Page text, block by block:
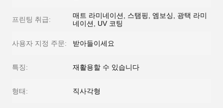
프린팅 취급:
매트 라미네이션, 스탬핑, 엠보싱, 광택 라미
네이션, UV 코팅
사용자 지정 주문: 받아들이세요
특징: 재활용할 수 있습니다
형태: 직사각형